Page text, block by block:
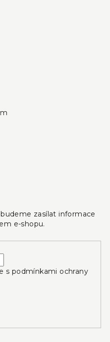
zasílat informace
e-shopu.
s podmínkami ochrany